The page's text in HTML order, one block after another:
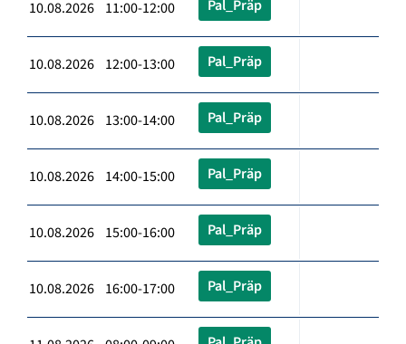
10.08.2026 11:00-12:00 Pal_Präp
10.08.2026 12:00-13:00 Pal_Präp
10.08.2026 13:00-14:00 Pal_Präp
10.08.2026 14:00-15:00 Pal_Präp
10.08.2026 15:00-16:00 Pal_Präp
10.08.2026 16:00-17:00 Pal_Präp